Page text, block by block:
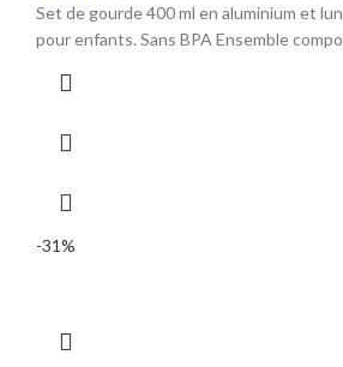
Set de gourde 400 ml en aluminium et
pour enfants. Sans BPA Ensemble
-31%